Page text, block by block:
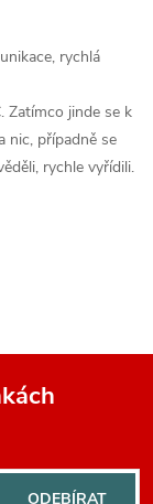
rychlá
Zatímco jinde se k
nic, případně se
rychle vyřídili.
ODEBÍRAT